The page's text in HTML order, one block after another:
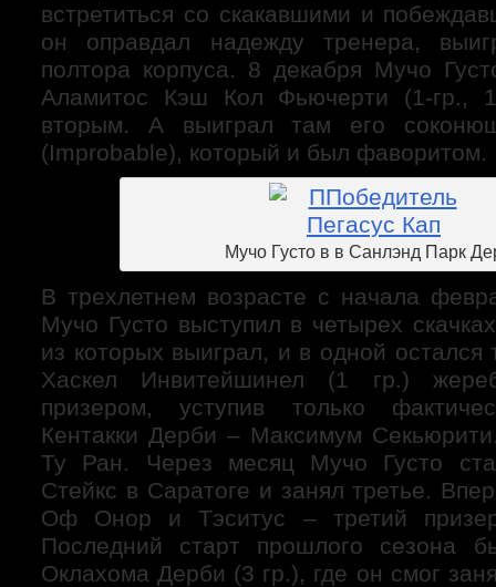
встретиться со скакавшими и
он оправдал надежду тренера,
полтора корпуса. 8 декабря Мучо
Аламитос Кэш Кол Фьючерти (1-гр.,
вторым. А выиграл там его
(Improbable), который и был фаворитом.
Мучо Густо в в Санлэнд Парк
В трехлетнем возрасте с начала
Мучо Густо выступил в четырех
из которых выиграл, и в одной
Хаскел Инвитейшинел (1 гр.)
призером, уступив только
Кентакки Дерби – Максимум
Ту Ран. Через месяц Мучо Густо
Стейкс в Саратоге и занял третье.
Оф Онор и Тэситус – третий
Последний старт прошлого сезона
Оклахома Дерби (3 гр.), где он смог